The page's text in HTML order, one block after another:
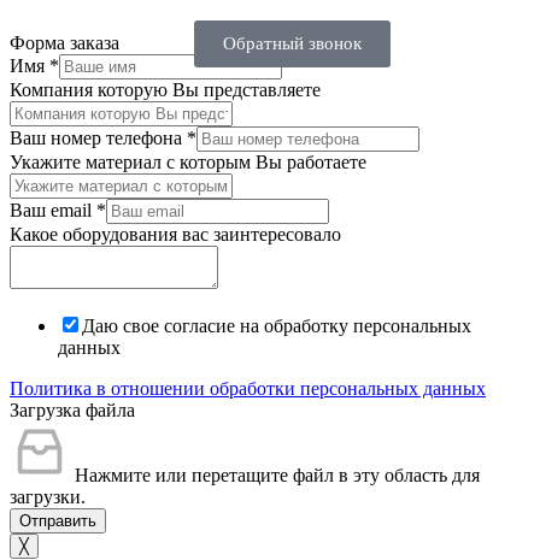
Обратный звонок
Форма заказа
Имя *
Компания которую Вы представляете
Ваш номер телефона *
Укажите материал с которым Вы работаете
Ваш email *
Какое оборудования вас заинтересовало
Даю свое согласие на обработку персональных
данных
Политика в отношении обработки персональных данных
Загрузка файла
Нажмите или перетащите файл в эту область для
загрузки.
Отправить
╳